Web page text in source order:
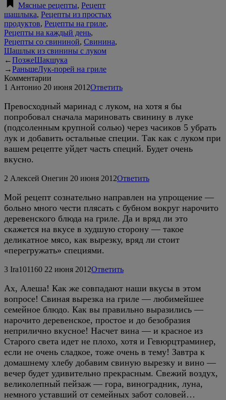
Мясные рецепты, Рецепт
шашлыка, Рецепты из простых
продуктов, Рецепты на гриле,
Рецепты на каждый день,
Рецепты со свининой, Свинина,
Шашлык из свинины с луком
←ПозжеШакшука
→РаньшеЛук-порей на гриле
Комментарии
1 Антонио 20 июня 2012Ответить
Превосходный маринад с луком, на хотя я бы
попробовал сначала мариновать свинину в луке
(подсоленным крупной солью) через часиков 5 убрать
лук и добавить остальные специи. Так как с луком при
вашем рецепте уйдет часть специй. Будет очень
вкусно.
2 Алексей Онегин 20 июня 2012Ответить
Мой рецепт сознательно направлен на упрощение —
больно много чести плясать с бубном вокруг нарочито
деревенского блюда на гриле. Да и вряд ли это
скажется на вкусе в худшую сторону — такое
деликатное мясо, как вырезку, вряд ли стоит
«перегружать» специями.
3 Ira101160 22 июня 2012Ответить
Ах, Алеша! Как же совпадают наши вкусы в этом
вопросе! Свиная вырезка на гриле — любимейшее
семейное блюдо. Как вы правильно выразились —
нарочито деревенское, простое и до безобразия
неприлично вкусное! Насчет вина — и красное из
Старого света идет не плохо, хотя и Гевюрцтраминер,
если не очень сладкое, тоже очень в тему! Завтра к
домашнему хлебу добавим свиную вырезку и вино —
вечер будет удивительно прекрасным. Свежий воздух,
великолепный пейзаж — гора, виноградник, луна,
немного уставший от семейных забот соловей…